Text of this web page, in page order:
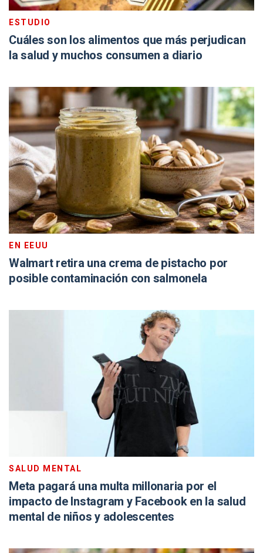
ESTUDIO
Cuáles son los alimentos que más perjudican
la salud y muchos consumen a diario
EN EEUU
Walmart retira una crema de pistacho por
posible contaminación con salmonela
SALUD MENTAL
Meta pagará una multa millonaria por el
impacto de Instagram y Facebook en la salud
mental de niños y adolescentes